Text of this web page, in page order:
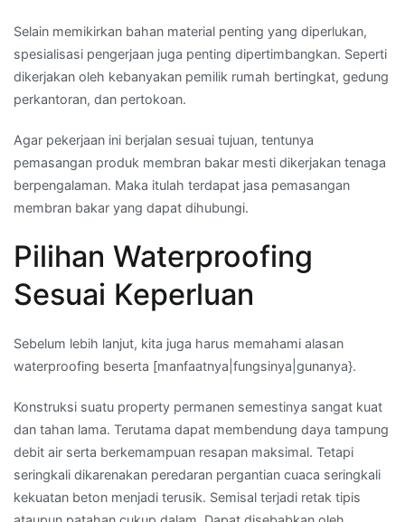
Selain memikirkan bahan material penting yang diperlukan,
spesialisasi pengerjaan juga penting dipertimbangkan. Seperti
dikerjakan oleh kebanyakan pemilik rumah bertingkat, gedung
perkantoran, dan pertokoan.
Agar pekerjaan ini berjalan sesuai tujuan, tentunya
pemasangan produk membran bakar mesti dikerjakan tenaga
berpengalaman. Maka itulah terdapat jasa pemasangan
membran bakar yang dapat dihubungi.
Pilihan Waterproofing
Sesuai Keperluan
Sebelum lebih lanjut, kita juga harus memahami alasan
waterproofing beserta [manfaatnya|fungsinya|gunanya}.
Konstruksi suatu property permanen semestinya sangat kuat
dan tahan lama. Terutama dapat membendung daya tampung
debit air serta berkemampuan resapan maksimal. Tetapi
seringkali dikarenakan peredaran pergantian cuaca seringkali
kekuatan beton menjadi terusik. Semisal terjadi retak tipis